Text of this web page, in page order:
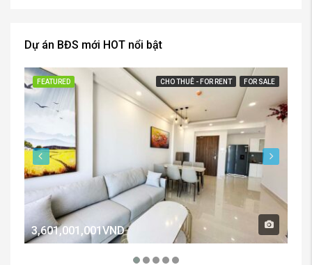
Dự án BĐS mới HOT nổi bật
FEATURED CHO THUÊ - FOR RENT FOR SALE
3,601,001,001VND